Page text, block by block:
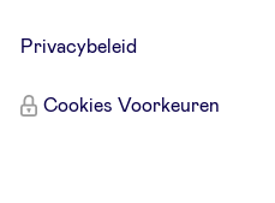
Privacybeleid
Cookies Voorkeuren